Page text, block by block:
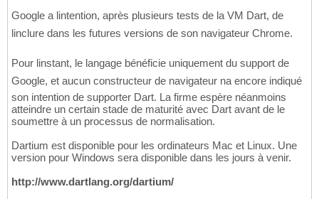
Google a lintention, après plusieurs tests de la VM Dart, de
linclure dans les futures versions de son navigateur Chrome.
Pour linstant, le langage bénéficie uniquement du support de
Google, et aucun constructeur de navigateur na encore indiqué
son intention de supporter Dart. La firme espère néanmoins
atteindre un certain stade de maturité avec Dart avant de le
soumettre à un processus de normalisation.
Dartium est disponible pour les ordinateurs Mac et Linux. Une
version pour Windows sera disponible dans les jours à venir.
http://www.dartlang.org/dartium/